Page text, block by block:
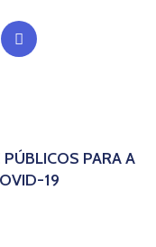
PARA A
19